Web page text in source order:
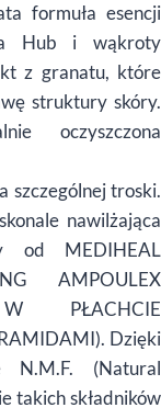
formuła esencji
Hub i wąkroty
z granatu, które
struktury skóry.
oczyszczona
szczególnej troski.
nawilżająca
od MEDIHEAL
AMPOULEX
PŁACHCIE
Dzięki
N.M.F. (Natural
takich składników